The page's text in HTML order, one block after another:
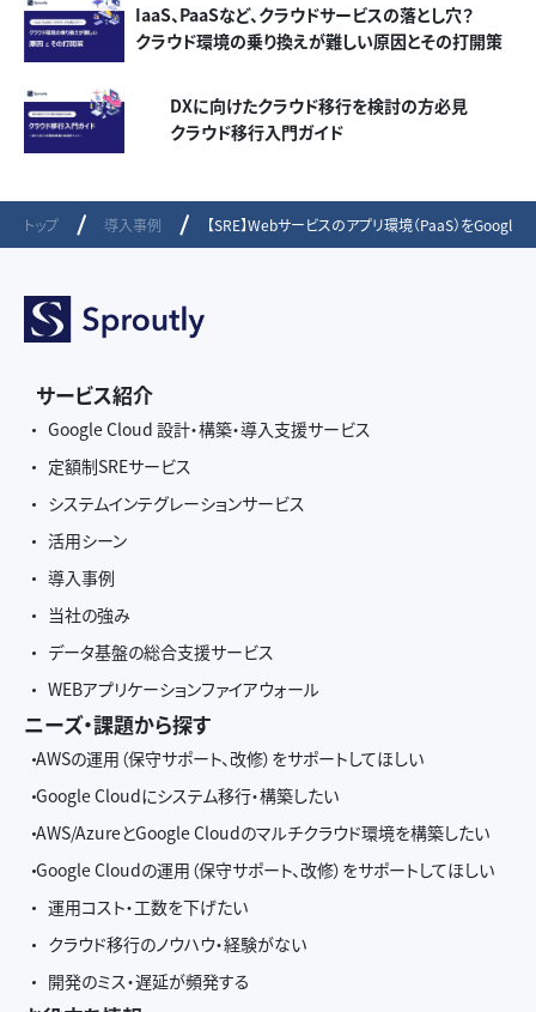
IaaS、PaaSなど、クラウドサービスの落とし穴？
クラウド環境の乗り換えが難しい原因とその打開策
DXに向けたクラウド移行を検討の方必見
クラウド移行入門ガイド
トップ 導入事例 【SRE】Webサービスのアプリ環境（PaaS）をGoogle
サービス紹介
Google Cloud 設計・構築・導入支援サービス
定額制SREサービス
システムインテグレーションサービス
活用シーン
導入事例
当社の強み
データ基盤の総合支援サービス
WEBアプリケーションファイアウォール
ニーズ・課題から探す
AWSの運用（保守サポート、改修）をサポートしてほしい
Google Cloudにシステム移行・構築したい
AWS/AzureとGoogle Cloudのマルチクラウド環境を構築したい
Google Cloudの運用（保守サポート、改修）をサポートしてほしい
運用コスト・工数を下げたい
クラウド移行のノウハウ・経験がない
開発のミス・遅延が頻発する